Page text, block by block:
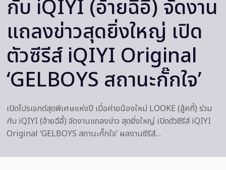
กับ iQIYI (อ้ายฉีอี้) จัดงาน
แถลงข่าวสุดยิ่งใหญ่ เปิด
ตัวซีรีส์ iQIYI Original
‘GELBOYS สถานะกั๊กใจ’
เปิดโปรเจกต์สุดพิเศษแห่งปี เมื่อค่ายน้องใหม่ LOOKE (ลู้คกี้) ร่วม
กับ iQIYI (อ้ายฉีอี้) จัดงานแถลงข่าว สุดยิ่งใหญ่ เปิดตัวซีรีส์ iQIYI
Original ‘GELBOYS สถานะกั๊กใจ’ ผลงานซีรีส์…